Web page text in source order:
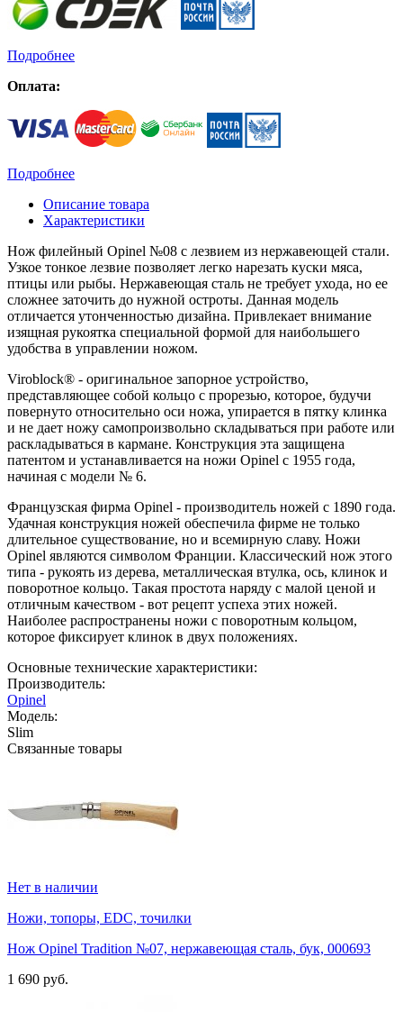
Подробнее
Оплата:
Подробнее
Описание товара
Характеристики
Нож филейный Opinel №08 с лезвием из нержавеющей стали.
Узкое тонкое лезвие позволяет легко нарезать куски мяса,
птицы или рыбы. Нержавеющая сталь не требует ухода, но ее
сложнее заточить до нужной остроты. Данная модель
отличается утонченностью дизайна. Привлекает внимание
изящная рукоятка специальной формой для наибольшего
удобства в управлении ножом.
Viroblock® - оригинальное запорное устройство,
представляющее собой кольцо с прорезью, которое, будучи
повернуто относительно оси ножа, упирается в пятку клинка
и не дает ножу самопроизвольно складываться при работе или
раскладываться в кармане. Конструкция эта защищена
патентом и устанавливается на ножи Opinel с 1955 года,
начиная с модели № 6.
Французская фирма Opinel - производитель ножей с 1890 года.
Удачная конструкция ножей обеспечила фирме не только
длительное существование, но и всемирную славу. Ножи
Opinel являются символом Франции. Классический нож этого
типа - рукоять из дерева, металлическая втулка, ось, клинок и
поворотное кольцо. Такая простота наряду с малой ценой и
отличным качеством - вот рецепт успеха этих ножей.
Наиболее распространены ножи с поворотным кольцом,
которое фиксирует клинок в двух положениях.
Основные технические характеристики:
Производитель:
Opinel
Модель:
Slim
Связанные товары
Нет в наличии
Ножи, топоры, EDC, точилки
Нож Opinel Tradition №07, нержавеющая сталь, бук, 000693
1 690 руб.